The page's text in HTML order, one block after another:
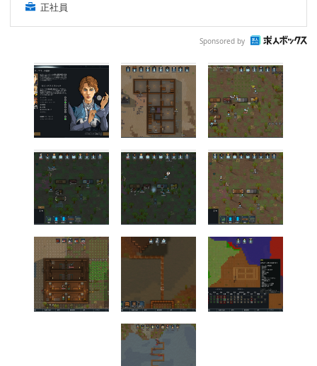
正社員
Sponsored by